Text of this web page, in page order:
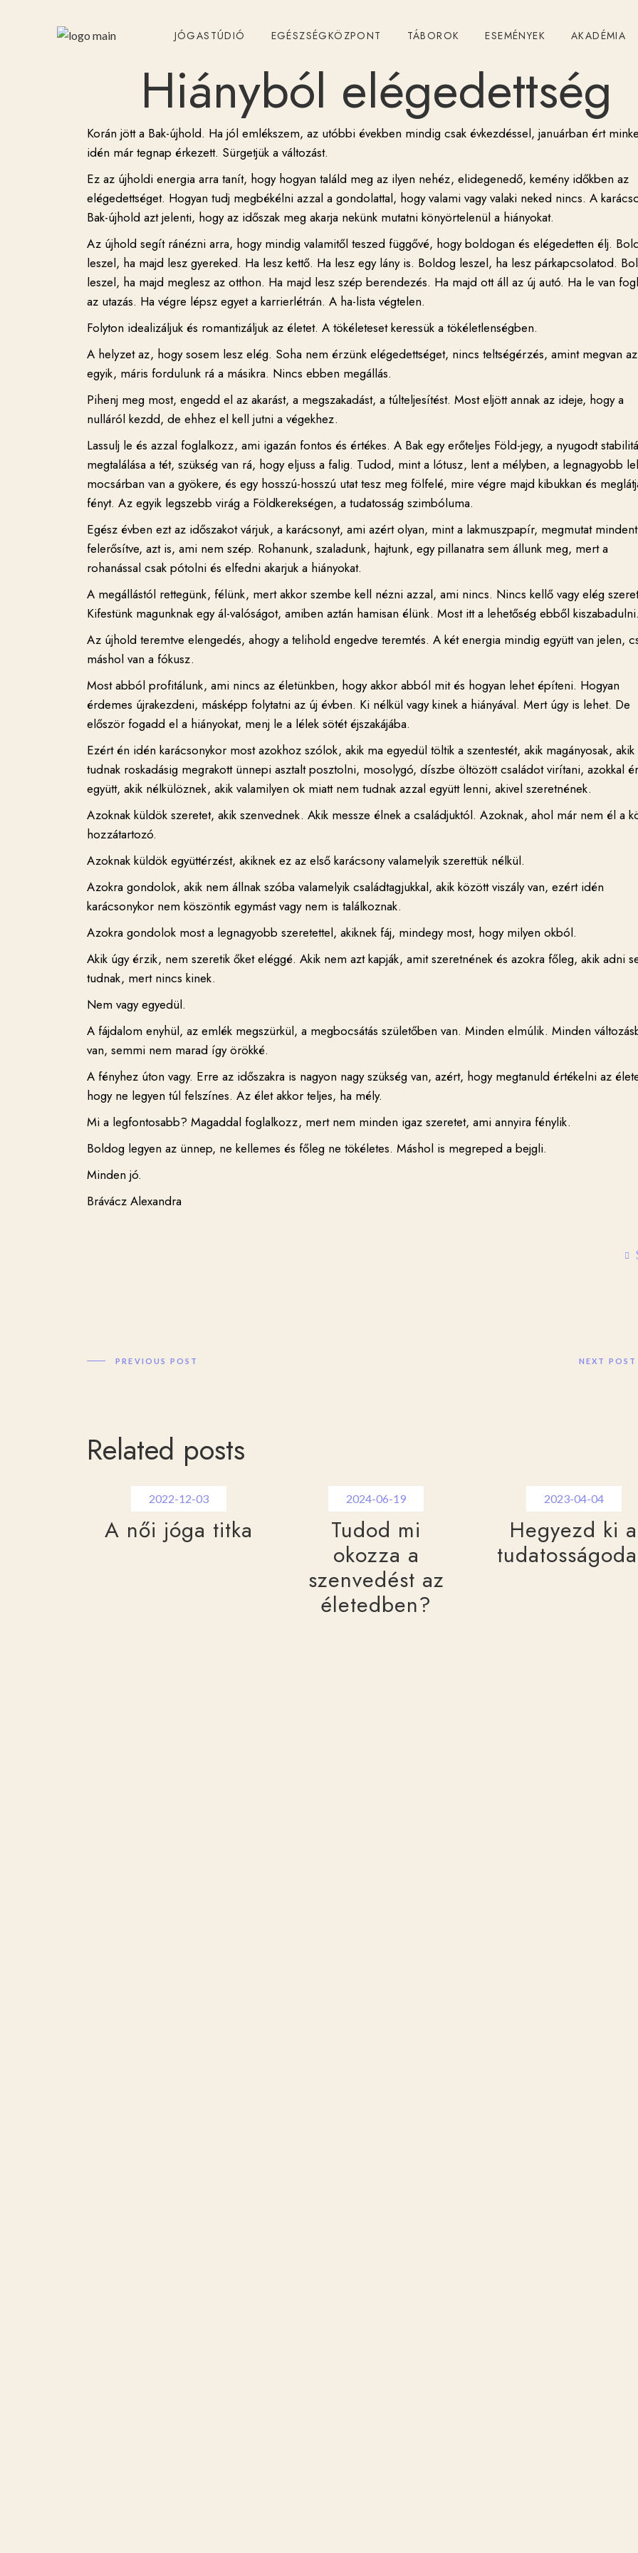
JÓGASTÚDIÓ EGÉSZSÉGKÖZPONT TÁBOROK ESEMÉNYEK AKADÉMIA
Hiányból elégedettség
Korán jött a Bak-újhold. Ha jól emlékszem, az utóbbi években mindig csak évkezdéssel, januárban ért
idén már tegnap érkezett. Sürgetjük a változást.
Ez az újholdi energia arra tanít, hogy hogyan találd meg az ilyen nehéz, elidegenedő, kemény időkben az
elégedettséget. Hogyan tudj megbékélni azzal a gondolattal, hogy valami vagy valaki neked nincs. A
Bak-újhold azt jelenti, hogy az időszak meg akarja nekünk mutatni könyörtelenül a hiányokat.
Az újhold segít ránézni arra, hogy mindig valamitől teszed függővé, hogy boldogan és elégedetten élj.
leszel, ha majd lesz gyereked. Ha lesz kettő. Ha lesz egy lány is. Boldog leszel, ha lesz párkapcsolatod.
leszel, ha majd meglesz az otthon. Ha majd lesz szép berendezés. Ha majd ott áll az új autó. Ha le van
az utazás. Ha végre lépsz egyet a karrierlétrán. A ha-lista végtelen.
Folyton idealizáljuk és romantizáljuk az életet. A tökéleteset keressük a tökéletlenségben.
A helyzet az, hogy sosem lesz elég. Soha nem érzünk elégedettséget, nincs teltségérzés, amint megvan az
egyik, máris fordulunk rá a másikra. Nincs ebben megállás.
Pihenj meg most, engedd el az akarást, a megszakadást, a túlteljesítést. Most eljött annak az ideje, hogy a
nulláról kezdd, de ehhez el kell jutni a végekhez.
Lassulj le és azzal foglalkozz, ami igazán fontos és értékes. A Bak egy erőteljes Föld-jegy, a nyugodt
megtalálása a tét, szükség van rá, hogy eljuss a falig. Tudod, mint a lótusz, lent a mélyben, a legnagyobb
mocsárban van a gyökere, és egy hosszú-hosszú utat tesz meg fölfelé, mire végre majd kibukkan és
fényt. Az egyik legszebb virág a Földkerekségen, a tudatosság szimbóluma.
Egész évben ezt az időszakot várjuk, a karácsonyt, ami azért olyan, mint a lakmuszpapír, megmutat mindent
felerősítve, azt is, ami nem szép. Rohanunk, szaladunk, hajtunk, egy pillanatra sem állunk meg, mert a
rohanással csak pótolni és elfedni akarjuk a hiányokat.
A megállástól rettegünk, félünk, mert akkor szembe kell nézni azzal, ami nincs. Nincs kellő vagy elég
Kifestünk magunknak egy ál-valóságot, amiben aztán hamisan élünk. Most itt a lehetőség ebből
Az újhold teremtve elengedés, ahogy a telihold engedve teremtés. A két energia mindig együtt van jelen,
máshol van a fókusz.
Most abból profitálunk, ami nincs az életünkben, hogy akkor abból mit és hogyan lehet építeni. Hogyan
érdemes újrakezdeni, másképp folytatni az új évben. Ki nélkül vagy kinek a hiányával. Mert úgy is lehet. De
először fogadd el a hiányokat, menj le a lélek sötét éjszakájába.
Ezért én idén karácsonykor most azokhoz szólok, akik ma egyedül töltik a szentestét, akik magányosak,
tudnak roskadásig megrakott ünnepi asztalt posztolni, mosolygó, díszbe öltözött családot virítani, azokkal
együtt, akik nélkülöznek, akik valamilyen ok miatt nem tudnak azzal együtt lenni, akivel szeretnének.
Azoknak küldök szeretet, akik szenvednek. Akik messze élnek a családjuktól. Azoknak, ahol már nem él a
hozzátartozó.
Azoknak küldök együttérzést, akiknek ez az első karácsony valamelyik szerettük nélkül.
Azokra gondolok, akik nem állnak szóba valamelyik családtagjukkal, akik között viszály van, ezért idén
karácsonykor nem köszöntik egymást vagy nem is találkoznak.
Azokra gondolok most a legnagyobb szeretettel, akiknek fáj, mindegy most, hogy milyen okból.
Akik úgy érzik, nem szeretik őket eléggé. Akik nem azt kapják, amit szeretnének és azokra főleg, akik adni
tudnak, mert nincs kinek.
Nem vagy egyedül.
A fájdalom enyhül, az emlék megszürkül, a megbocsátás születőben van. Minden elmúlik. Minden
van, semmi nem marad így örökké.
A fényhez úton vagy. Erre az időszakra is nagyon nagy szükség van, azért, hogy megtanuld értékelni az
hogy ne legyen túl felszínes. Az élet akkor teljes, ha mély.
Mi a legfontosabb? Magaddal foglalkozz, mert nem minden igaz szeretet, ami annyira fénylik.
Boldog legyen az ünnep, ne kellemes és főleg ne tökéletes. Máshol is megreped a bejgli.
Minden jó.
Brávácz Alexandra
PREVIOUS POST NEXT POST
Related posts
2022-12-03
A női jóga titka
2024-06-19
Tudod mi
okozza a
szenvedést az
életedben?
2023-04-04
Hegyezd ki a